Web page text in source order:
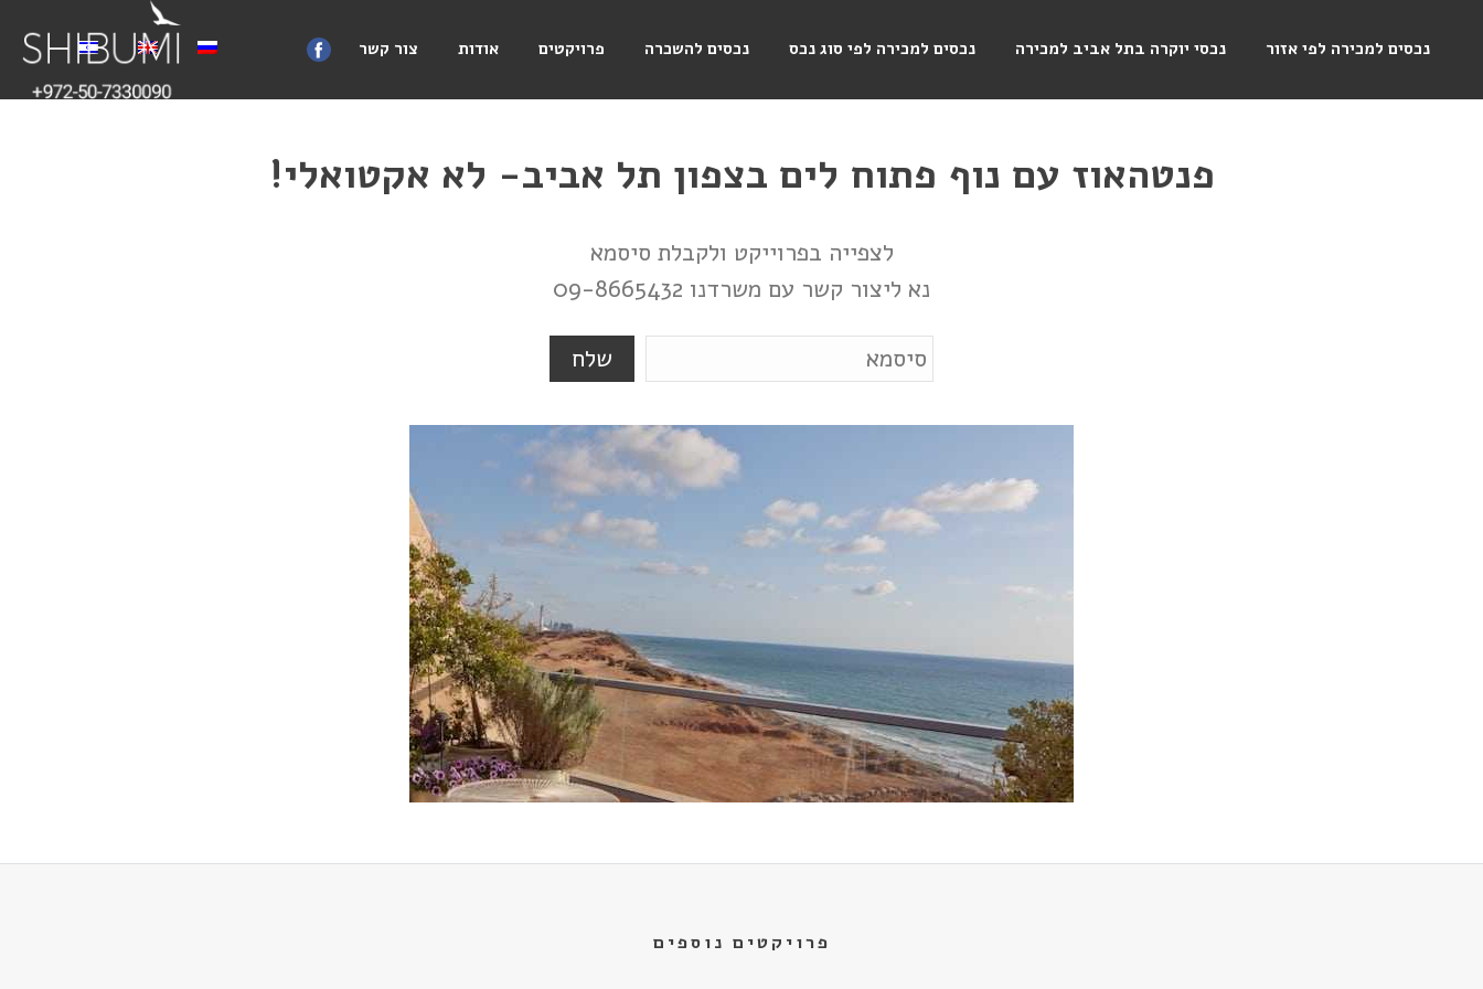
נכסים למכירה לפי אזור נכסי יוקרה בתל אביב למכירה נכסים למכירה לפי סוג נכס נכסים להשכרה פרויקטים אודות צור קשר
פנטהאוז עם נוף פתוח לים בצפון תל אביב- לא אקטואלי!
לצפייה בפרוייקט ולקבלת סיסמא
נא ליצור קשר עם משרדנו 09-8665432
פרויקטים נוספים